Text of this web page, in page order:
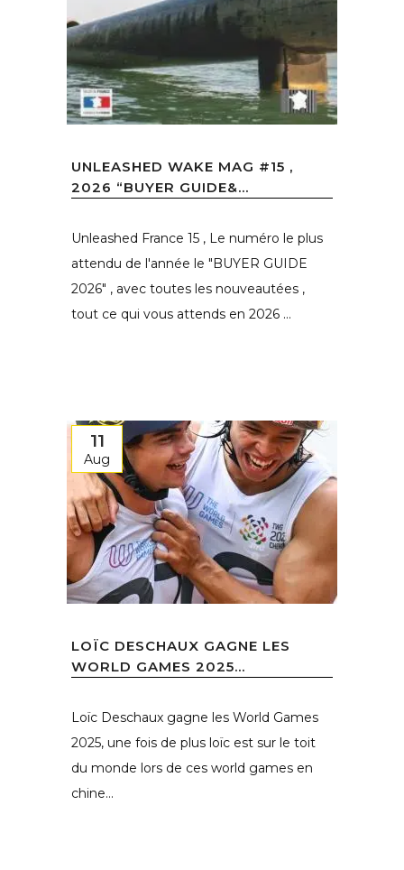
UNLEASHED WAKE MAG #15 ,
2026 “BUYER GUIDE&...
Unleashed France 15 , Le numéro le plus
attendu de l'année le "BUYER GUIDE
2026" , avec toutes les nouveautées ,
tout ce qui vous attends en 2026 ...
11
Aug
LOÏC DESCHAUX GAGNE LES
WORLD GAMES 2025...
Loïc Deschaux gagne les World Games
2025, une fois de plus loïc est sur le toit
du monde lors de ces world games en
chine...